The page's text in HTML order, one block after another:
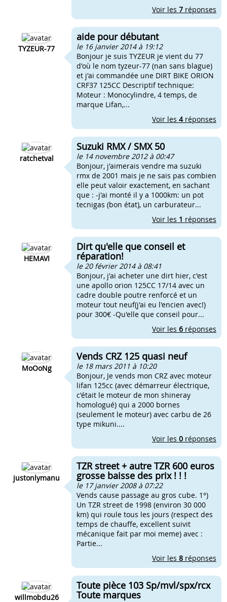
Voir les 7 réponses
TYZEUR-77
aide pour débutant
le 16 janvier 2014 à 19:12
Bonjour je suis TYZEUR je vient du 77
d'où le nom tyzeur-77 (nan sans blague)
et j'ai commandée une DIRT BIKE ORION
CRF37 125CC Descriptif technique:
Moteur : Monocylindre, 4 temps, de
marque Lifan,...
Voir les 4réponses
ratchetval
Suzuki RMX / SMX 50
le 14 novembre 2012 à 00:47
Bonjour, j'aimerais vendre ma suzuki
rmx de 2001 mais je ne sais pas combien
elle peut valoir exactement, en sachant
que : -j'ai monté il y a 1000km: un pot
tecnigas (bon état), un carburateur...
Voir les 1 réponses
HEMAVI
Dirt qu'elle que conseil et
réparation!
le 20 février 2014 à 08:41
Bonjour, j'ai acheter une dirt hier, c'est
une apollo orion 125CC 17/14 avec un
cadre double poutre renforcé et un
moteur tout neuf(j'ai eu l'encien avec!)
pour 300€ -Qu'elle que conseil pour...
Voir les 6 réponses
MoOoNg
Vends CRZ 125 quasi neuf
le 18 mars 2011 à 10:20
Bonjour, Je vends mon CRZ avec moteur
lifan 125cc (avec démarreur électrique,
c'était le moteur de mon shineray
homologué) qui a 2000 bornes
(seulement le moteur) avec carbu de 26
type mikuni....
Voir les 0 réponses
justonlymanu
TZR street + autre TZR 600 euros
grosse baisse des prix ! ! !
le 17 janvier 2008 à 07:22
Vends cause passage au gros cube. 1°)
Un TZR street de 1998 (environ 30 000
km) qui roule tous les jours (respect des
temps de chauffe, excellent suivit
mécanique fait par moi meme) avec :
Partie...
Voir les 8 réponses
willmobdu26
Toute pièce 103 Sp/mvl/spx/rcx
Toute marques